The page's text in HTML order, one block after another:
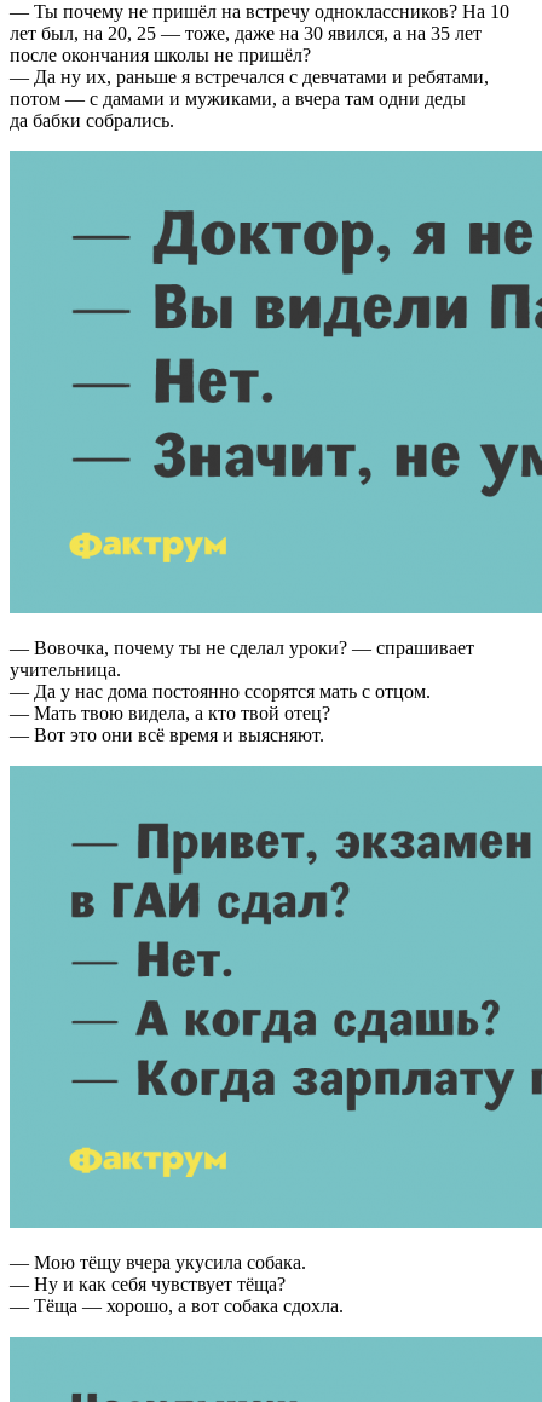
— Ты почему не пришёл на встречу одноклассников? На 10
лет был, на 20, 25 — тоже, даже на 30 явился, а на 35 лет
после окончания школы не пришёл?
— Да ну их, раньше я встречался с девчатами и ребятами,
потом — с дамами и мужиками, а вчера там одни деды
да бабки собрались.
— Вовочка, почему ты не сделал уроки? — спрашивает
учительница.
— Да у нас дома постоянно ссорятся мать с отцом.
— Мать твою видела, а кто твой отец?
— Вот это они всё время и выясняют.
— Мою тёщу вчера укусила собака.
— Ну и как себя чувствует тёща?
— Тёща — хорошо, а вот собака сдохла.